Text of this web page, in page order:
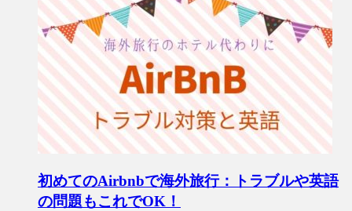
初めてのAirbnbで海外旅行：トラブルや英語
の問題もこれでOK！